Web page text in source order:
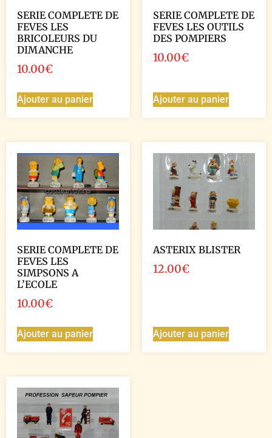
SERIE COMPLETE DE
FEVES LES
BRICOLEURS DU
DIMANCHE
10.00€
Ajouter au panier
SERIE COMPLETE DE
FEVES LES OUTILS
DES POMPIERS
10.00€
Ajouter au panier
SERIE COMPLETE DE
FEVES LES
SIMPSONS A
L’ECOLE
10.00€
Ajouter au panier
ASTERIX BLISTER
12.00€
Ajouter au panier